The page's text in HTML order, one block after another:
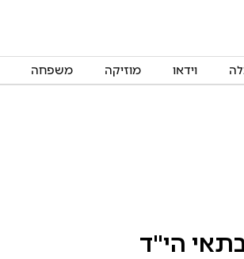
וידאו מוזיקה משפחה
הי"ד